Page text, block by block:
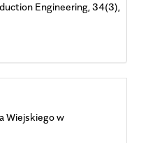
Engineering,34(3),
Wiejskiego w